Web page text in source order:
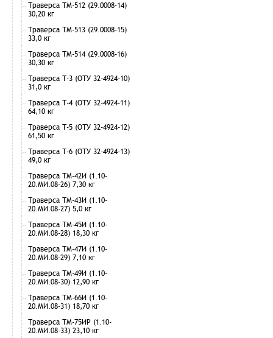
Траверса ТМ-512 (29.0008-14)
30,20 кг
Траверса ТМ-513 (29.0008-15)
33,0 кг
Траверса ТМ-514 (29.0008-16)
30,30 кг
Траверса Т-3 (ОТУ 32-4924-10)
31,0 кг
Траверса Т-4 (ОТУ 32-4924-11)
64,10 кг
Траверса Т-5 (ОТУ 32-4924-12)
61,50 кг
Траверса Т-6 (ОТУ 32-4924-13)
49,0 кг
Траверса ТМ-42И (1.10-
20.МИ.08-26) 7,30 кг
Траверса ТМ-43И (1.10-
20.МИ.08-27) 5,0 кг
Траверса ТМ-45И (1.10-
20.МИ.08-28) 18,30 кг
Траверса ТМ-47И (1.10-
20.МИ.08-29) 7,10 кг
Траверса ТМ-49И (1.10-
20.МИ.08-30) 12,90 кг
Траверса ТМ-66И (1.10-
20.МИ.08-31) 18,70 кг
Траверса ТМ-75ИР (1.10-
20.МИ.08-33) 23,10 кг